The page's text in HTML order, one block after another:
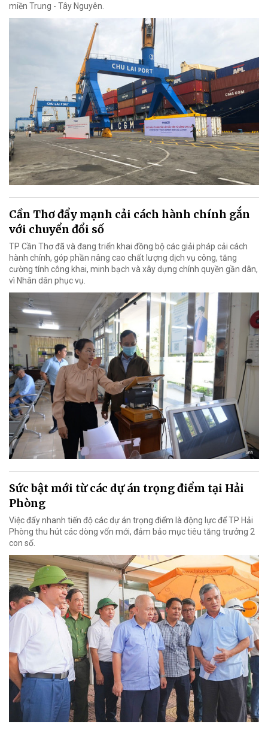
miền Trung - Tây Nguyên.
Cần Thơ đẩy mạnh cải cách hành chính gắn
với chuyển đổi số
TP Cần Thơ đã và đang triển khai đồng bộ các giải pháp cải cách
hành chính, góp phần nâng cao chất lượng dịch vụ công, tăng
cường tính công khai, minh bạch và xây dựng chính quyền gần dân,
vì Nhân dân phục vụ.
Sức bật mới từ các dự án trọng điểm tại Hải
Phòng
Việc đẩy nhanh tiến độ các dự án trọng điểm là động lực để TP Hải
Phòng thu hút các dòng vốn mới, đảm bảo mục tiêu tăng trưởng 2
con số.